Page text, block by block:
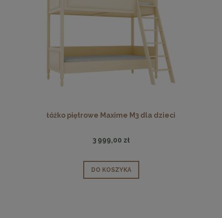
łóżko piętrowe Maxime M3 dla dzieci
3 999,00 zł
DO KOSZYKA